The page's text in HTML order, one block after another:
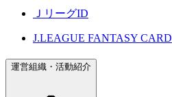
ＪリーグID
J.LEAGUE FANTASY CARD
運営組織・活動紹介